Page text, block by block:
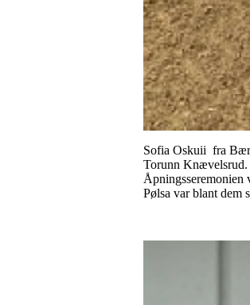
Sofia Oskuii fra
Torunn Knævelsrud.
Åpningsseremonien
Pølsa var blant dem